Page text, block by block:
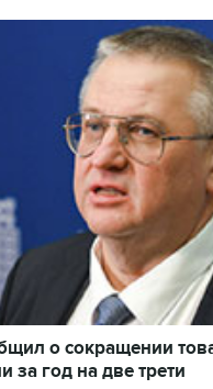
о сокращении
за год на две трети